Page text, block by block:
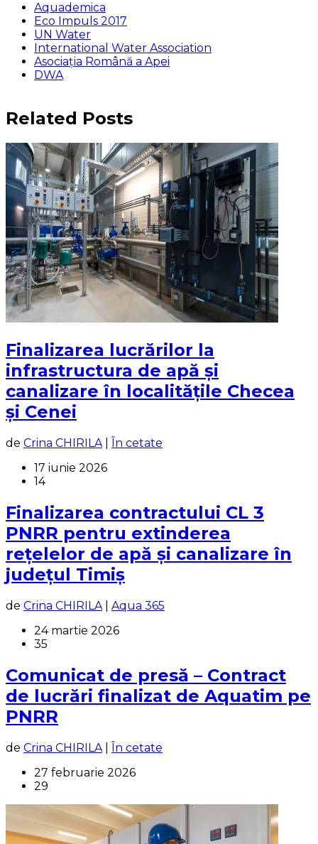
Aquademica
Eco Impuls 2017
UN Water
International Water Association
Asociaţia Română a Apei
DWA
Related Posts
Finalizarea lucrărilor la
infrastructura de apă și
canalizare în localitățile Checea
și Cenei
de Crina CHIRILA| În cetate
17 iunie 2026
14
Finalizarea contractului CL 3
PNRR pentru extinderea
rețelelor de apă și canalizare în
județul Timiș
de Crina CHIRILA| Aqua 365
24 martie 2026
35
Comunicat de presă – Contract
de lucrări finalizat de Aquatim pe
PNRR
de Crina CHIRILA
În cetate
27 februarie 2026
29